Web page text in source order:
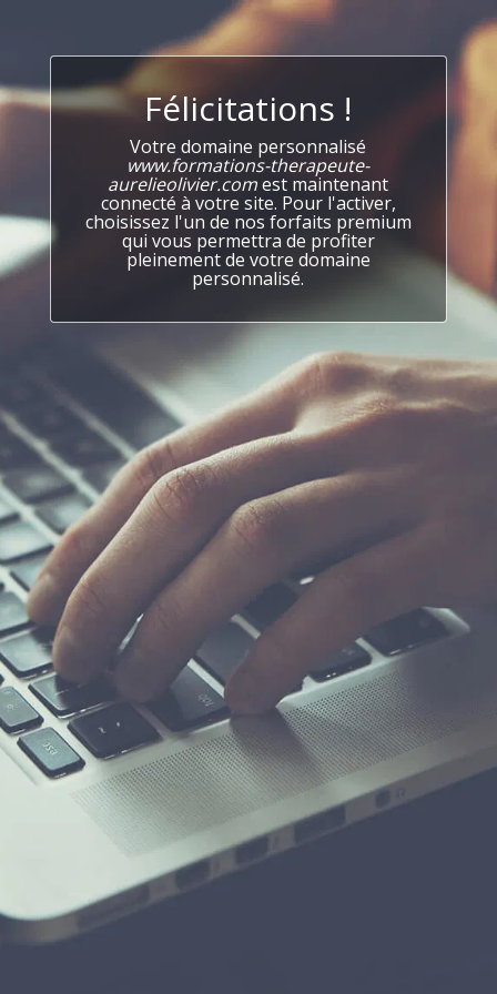
Félicitations !
Votre domaine personnalisé
www.formations-therapeute-
aurelieolivier.comest maintenant
connecté à votre site. Pour l'activer,
choisissez l'un de nos forfaits premium
qui vous permettra de profiter
pleinement de votre domaine
personnalisé.